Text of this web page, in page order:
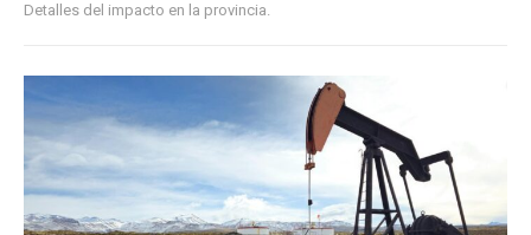
Detalles del impacto en la provincia.